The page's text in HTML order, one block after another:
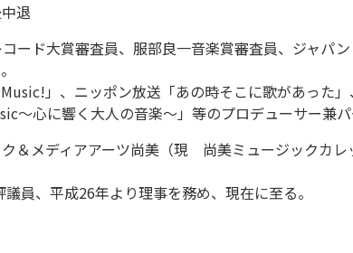
退
ード大賞審査員、服部良一音楽賞審査員、ジャパ
」、ニッポン放送「あの時そこに歌があった
～心に響く大人の音楽～」等のプロデューサー兼パ
＆メディアアーツ尚美（現 尚美ミュージックカ
員、平成26年より理事を務め、現在に至る。